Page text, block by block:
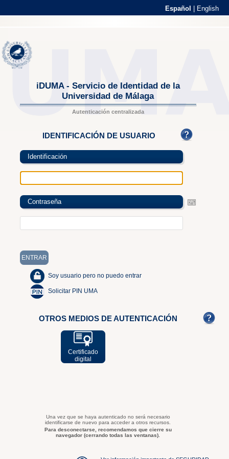
Español English
iDUMA - Servicio de Identidad de la
Universidad de Málaga
Autenticación centralizada
IDENTIFICACIÓN DE USUARIO
Identificación
Contraseña
Soy usuario pero no puedo entrar
Solicitar PIN UMA
OTROS MEDIOS DE AUTENTICACIÓN
Certificado
digital
Una vez que se haya autenticado no será necesario
identificarse de nuevo para acceder a otros recursos.
Para desconectarse, recomendamos que cierre su
navegador (cerrando todas las ventanas).